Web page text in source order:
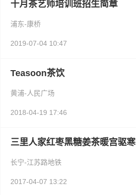
十月茶艺师培训班招生简章
浦东-康桥
2019-07-04 10:47
Teasoon茶饮
黄浦-人民广场
2018-04-19 17:46
三里人家红枣黑糖姜茶暖宫驱
长宁-江苏路地铁
2017-04-07 13:22